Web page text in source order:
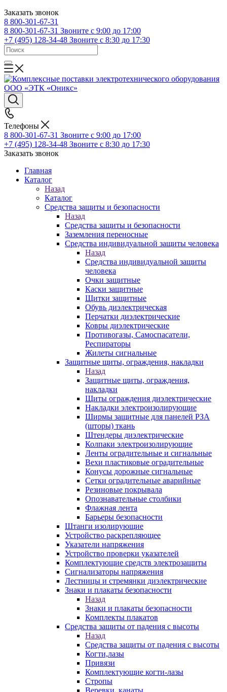
Заказать звонок
8 800-301-67-31
8 800-301-67-31 Звоните с 9:00 до 17:00
+7 (495) 128-34-48 Звоните с 8:30 до 17:30
Телефоны
8 800-301-67-31 Звоните с 9:00 до 17:00
+7 (495) 128-34-48 Звоните с 8:30 до 17:30
Заказать звонок
Главная
Каталог
Назад
Каталог
Средства защиты и безопасности
Назад
Средства защиты и безопасности
Заземления переносные
Средства индивидуальной защиты человека
Назад
Средства индивидуальной защиты
человека
Очки защитные
Каски защитные
Щитки защитные
Обувь диэлектрическая
Перчатки диэлектрические
Ковры диэлектрические
Противогазы, Самоспасатели,
Респираторы
Жилеты сигнальные
Защитные щиты, ограждения, накладки
Назад
Защитные щиты, ограждения,
накладки
Щиты ограждения диэлектрические
Накладки электроизолирующие
Ширмы защитные для панелей РЗА
(шторы) ткань
Штендеры диэлектрические
Колпаки электроизолирующие
Ленты оградительные и сигнальные
Вехи пластиковые оградительные
Конусы дорожные сигнальные
Сетки оградительные аварийные
Резиновые покрывала
Опознавательные столбики
Флажная лента
Барьеры безопасности
Штанги изолирующие
Устройство раскрепляющее
Указатели напряжения
Устройство проверки указателей
Комплектующие средств электрозащиты
Сигнализаторы напряжения
Лестницы и стремянки диэлектрические
Знаки и плакаты безопасности
Назад
Знаки и плакаты безопасности
Комплекты плакатов
Средства защиты от падения с высоты
Назад
Средства защиты от падения с высоты
Когти,лазы
Привязи
Комплектующие когти-лазы
Стропы
Веревки, канаты